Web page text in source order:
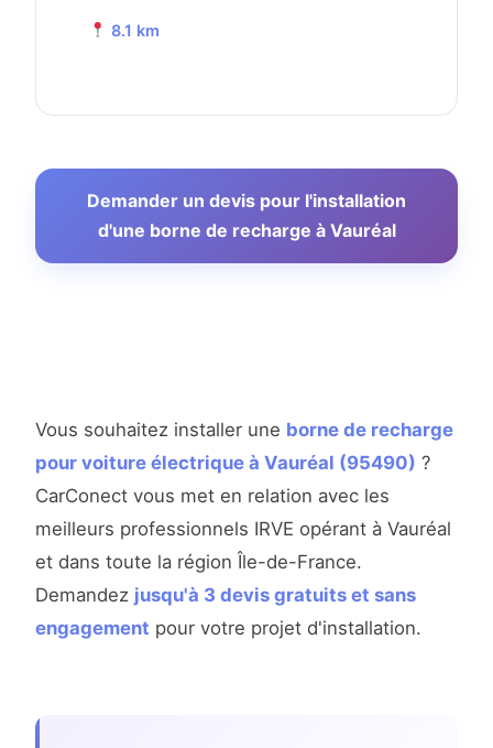
8.1 km
Demander un devis pour l'installation
d'une borne de recharge à Vauréal
Vous souhaitez installer une borne de recharge
pour voiture électrique à Vauréal (95490) ?
CarConect vous met en relation avec les
meilleurs professionnels IRVE opérant à Vauréal
et dans toute la région Île-de-France.
Demandez jusqu'à 3 devis gratuits et sans
engagement pour votre projet d'installation.